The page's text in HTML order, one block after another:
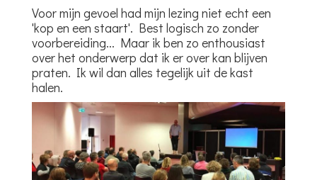
Voor mijn gevoel had mijn lezing niet echt een
'kop en een staart'. Best logisch zo zonder
voorbereiding... Maar ik ben zo enthousiast
over het onderwerp dat ik er over kan blijven
praten. Ik wil dan alles tegelijk uit de kast
halen.